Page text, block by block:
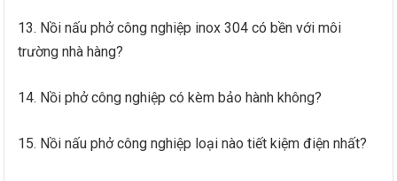
13. Nồi nấu phở công nghiệp inox 304 có bền với môi
trường nhà hàng?
14. Nồi phở công nghiệp có kèm bảo hành không?
15. Nồi nấu phở công nghiệp loại nào tiết kiệm điện nhất?